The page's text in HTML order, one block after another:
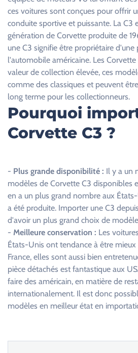
e
r
c
e
p
v
i
d
ces voitures sont conçues pour offrir
conduite sportive et puissante. La C3
génération de Corvette produite de
une C3 signifie être propriétaire
l'automobile américaine. Les
valeur de collection élevée, ces
comme des classiques et peuvent
long terme pour les collectionneurs.
Pourquoi
Corvette C3 ?
- Plus grande disponibilité : Il y a un
modèles de Corvette C3 disponibles
en a un plus grand nombre aux
a été produite. Importer une C3
d'avoir un plus grand choix de
- Meilleure conservation : Les
États-Unis ont tendance à être
France, elles sont aussi bien
pièce détachés est fantastique aux
faire des américain, en matière de
internationalement. Il est donc
modèles en meilleur état en